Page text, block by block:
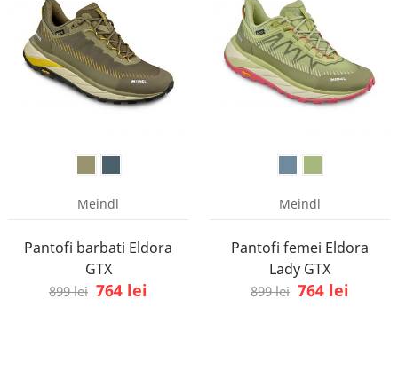
Meindl
Pantofi barbati Eldora
GTX
899 lei 764 lei
Meindl
Pantofi femei Eldora
Lady GTX
899 lei 764 lei